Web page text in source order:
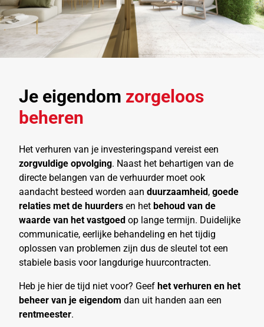
Je eigendom zorgeloos
beheren
Het verhuren van je investeringspand vereist een
zorgvuldige opvolging. Naast het behartigen van de
directe belangen van de verhuurder moet ook
aandacht besteed worden aan duurzaamheid, goede
relaties met de huurders en het behoud van de
waarde van het vastgoed op lange termijn. Duidelijke
communicatie, eerlijke behandeling en het tijdig
oplossen van problemen zijn dus de sleutel tot een
stabiele basis voor langdurige huurcontracten.
Heb je hier de tijd niet voor? Geef het verhuren en het
beheer van je eigendom dan uit handen aan een
rentmeester.